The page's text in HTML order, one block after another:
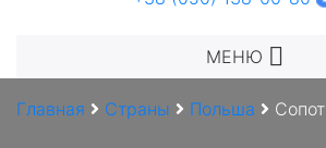
МЕНЮ
Главная Страны Польша Сопот